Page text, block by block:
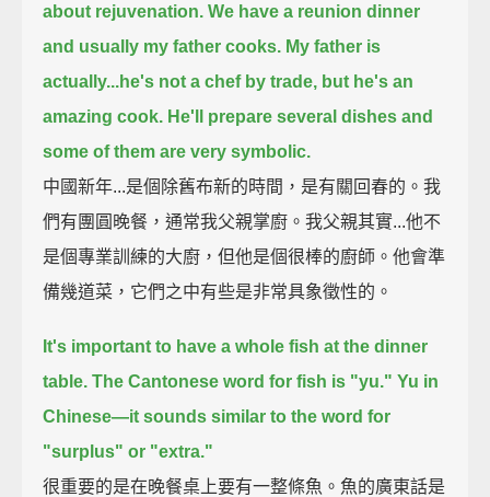
about rejuvenation. We have a reunion dinner
and usually my father cooks. My father is
actually...he's not a chef by trade, but he's an
amazing cook. He'll prepare several dishes and
some of them are very symbolic.
中國新年...是個除舊布新的時間，是有關回春的。我
們有團圓晚餐，通常我父親掌廚。我父親其實...他不
是個專業訓練的大廚，但他是個很棒的廚師。他會準
備幾道菜，它們之中有些是非常具象徵性的。
It's important to have a whole fish at the dinner
table. The Cantonese word for fish is "yu." Yu in
Chinese—it sounds similar to the word for
"surplus" or "extra."
很重要的是在晚餐桌上要有一整條魚。魚的廣東話是